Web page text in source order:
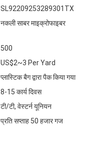
SL92209253289301TX
नकली साबर माइक्रोफाइबर
500
US$2~3 Per Yard
प्लास्टिक बैग द्वारा पैक किया गया
8-15 कार्य दिवस
टी/टी, वेस्टर्न यूनियन
प्रति सप्ताह 50 हजार गज